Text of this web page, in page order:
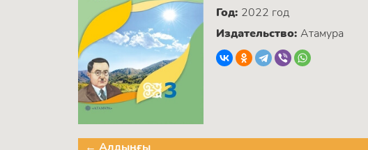
Год: 2022 год
Издательство: Атамура
← Алдыңғы